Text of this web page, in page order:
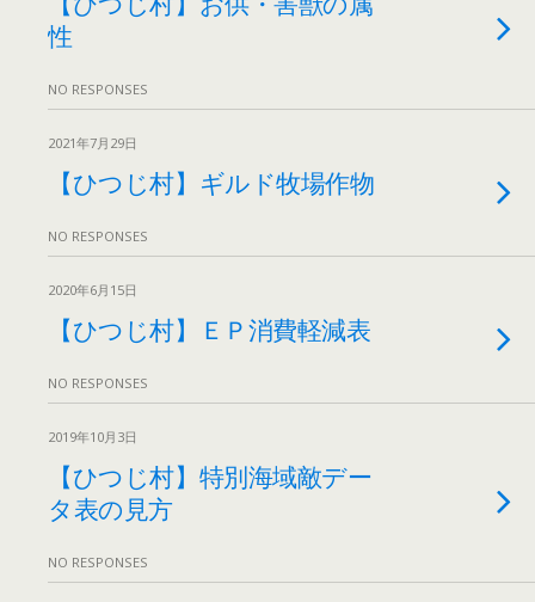
性
NO RESPONSES
2021年7月29日
【ひつじ村】ギルド牧場作物
NO RESPONSES
2020年6月15日
【ひつじ村】ＥＰ消費軽減表
NO RESPONSES
2019年10月3日
【ひつじ村】特別海域敵デー
タ表の見方
NO RESPONSES